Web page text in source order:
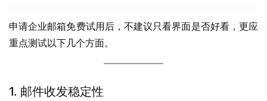
申请企业邮箱免费试用后，不建议只看界面是否好看，更应
重点测试以下几个方面。
1. 邮件收发稳定性